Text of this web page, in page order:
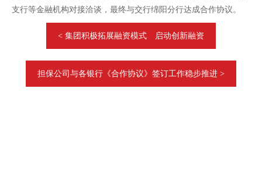
支行等金融机构对接洽谈，最终与交行绵阳分行达成合作协议。
< 集团积极拓展融资模式 启动创新融资
担保公司与各银行《合作协议》签订工作稳步推进 >